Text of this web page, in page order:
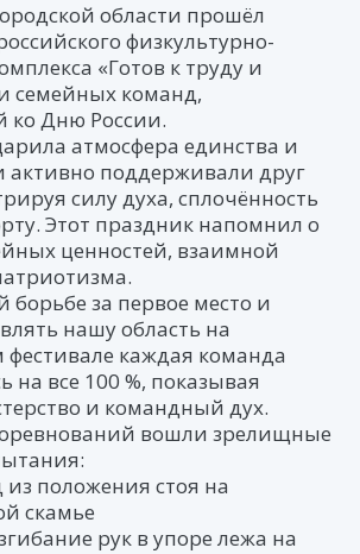
области прошёл
физкультурно-
«Готов к труду и
семейных команд,
ко Дню России.
атмосфера единства и
поддерживали друг
силу духа, сплочённость
Этот праздник напомнил о
ценностей, взаимной
за первое место и
нашу область на
фестивале каждая команда
на все 100 %, показывая
и командный дух.
вошли зрелищные
положения стоя на
скамье
рук в упоре лежа на